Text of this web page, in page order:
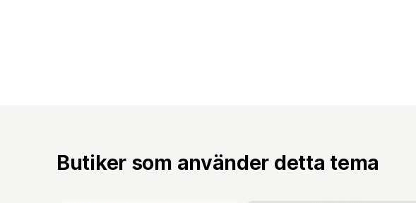
Butiker som använder detta tema